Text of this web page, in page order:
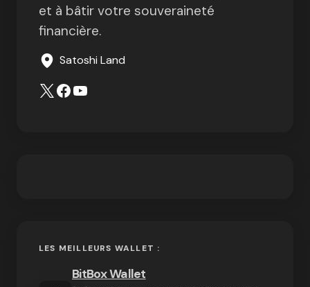
et à bâtir votre souveraineté
financière.
Satoshi Land
LES MEILLEURS WALLET :
BitBox Wallet